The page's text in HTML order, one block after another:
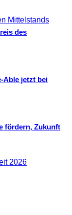
des
Able jetzt bei
fördern, Zukunft